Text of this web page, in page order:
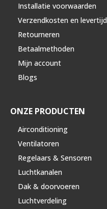
Installatie voorwaarden
Verzendkosten en levertijd
Retourneren
Betaalmethoden
Mijn account
Blogs
ONZE PRODUCTEN
Airconditioning
Ventilatoren
Regelaars & Sensoren
Luchtkanalen
Dak & doorvoeren
Luchtverdeling